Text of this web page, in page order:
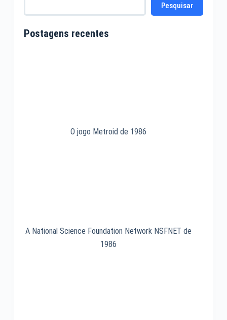
de
Pesquisar
Postagens recentes
O jogo Metroid de 1986
A National Science Foundation Network NSFNET de
1986